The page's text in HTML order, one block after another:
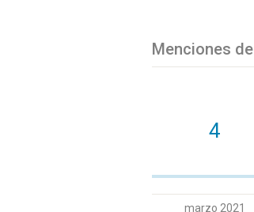
Menciones de
4
marzo 2021